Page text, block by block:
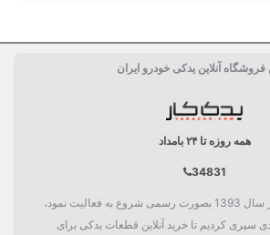
جعبه تکی
جلوبندی و تعلیق
فروشگاه آنلاین یدکی خودرو ایران
همه روزه تا ۲۴ بامداد
34831
فروشگاه آنلاین یدک کار در سال 1393 بصورت رسمی شروع به فعالیت نمود،
سپری کردیم تا خرید آنلاین قطعات یدکی برای